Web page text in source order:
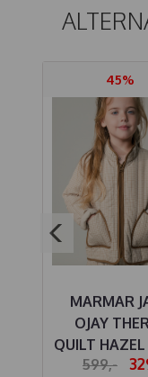
45%
MARMAR
OJAY
QUILT HAZEL
599,-